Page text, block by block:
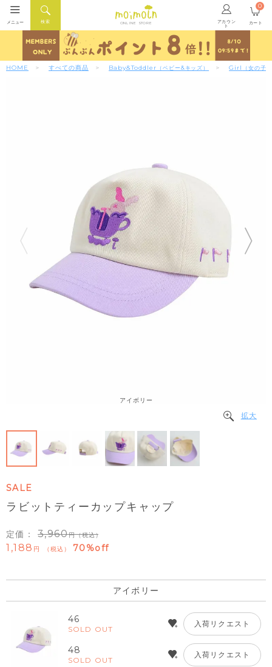
ONLINE STORE アカウン
ト
検索
メニュー カート
0
HOME すべての商品 Baby&Toddler （ベビー&キッズ） Girl （女の子）
アイボリー
拡大
SALE
ラビットティーカップキャップ
定価： 3,960 （税込）
1,188 税込 70%off
アイボリー
46
SOLD OUT
入荷リクエスト
48
SOLD OUT
入荷リクエスト